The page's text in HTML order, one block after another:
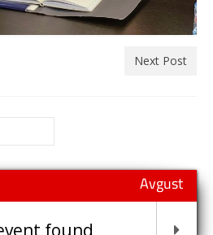
Next Post
Avgust
found